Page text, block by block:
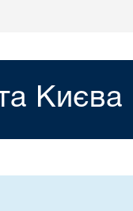
Києва